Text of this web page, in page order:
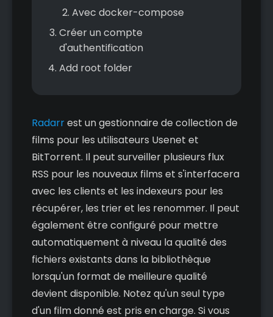
Avec docker-compose
Créer un compte
d'authentification
Add root folder
Radarrest un gestionnaire de collection de
films pour les utilisateurs Usenet et
BitTorrent. Il peut surveiller plusieurs flux
RSS pour les nouveaux films et s'interfacera
avec les clients et les indexeurs pour les
récupérer, les trier et les renommer. Il peut
également être configuré pour mettre
automatiquement à niveau la qualité des
fichiers existants dans la bibliothèque
lorsqu'un format de meilleure qualité
devient disponible. Notez qu'un seul type
d'un film donné est pris en charge. Si vous